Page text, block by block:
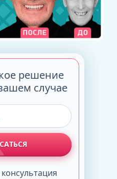
решение
случае